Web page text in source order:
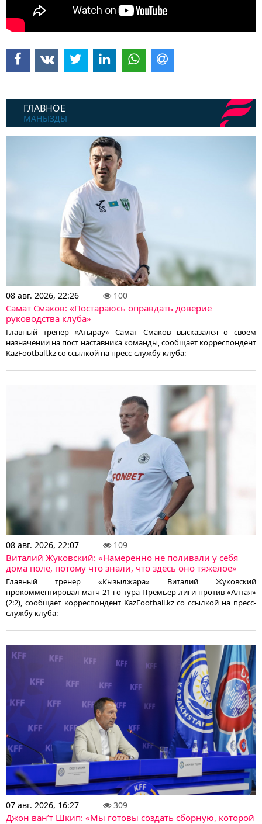
ГЛАВНОЕ
МАҢЫЗДЫ
08 авг. 2026, 22:26 100
Самат Смаков: «Постараюсь оправдать доверие
руководства клуба»
Главный тренер «Атырау» Самат Смаков высказался о своем
назначении на пост наставника команды, сообщает корреспондент
KazFootball.kz со ссылкой на пресс-службу клуба:
08 авг. 2026, 22:07 109
Виталий Жуковский: «Намеренно не поливали у себя
дома поле, потому что знали, что здесь оно тяжелое»
Главный тренер «Кызылжара» Виталий Жуковский
прокомментировал матч 21-го тура Премьер-лиги против «Алтая»
(2:2), сообщает корреспондент KazFootball.kz со ссылкой на пресс-
службу клуба:
07 авг. 2026, 16:27 309
Джон ван’т Шкип: «Мы готовы создать сборную, которой